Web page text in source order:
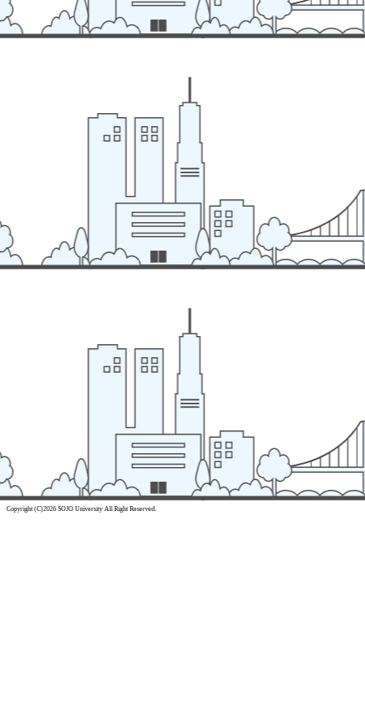
Copyright (C)2026 SOJO University All Right Reserved.